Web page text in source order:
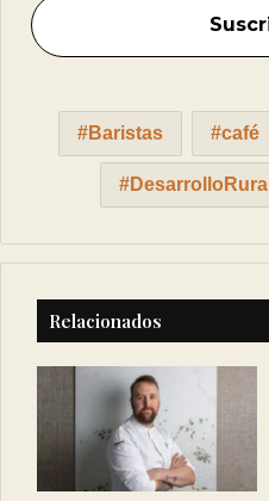
Baristas café
DesarrolloRural
Relacionados